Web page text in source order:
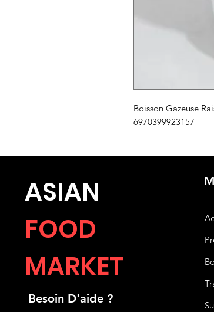
Boisson Gazeuse
6970399923157
ASIAN
FOOD
MARKET
Besoin D'aide ?